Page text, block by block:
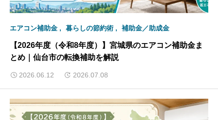
エアコン補助金 暮らしの節約術 補助金／助成金
【2026年度（令和8年度）】宮城県のエアコン補助金ま
とめ｜仙台市の転換補助を解説
2026.06.12 2026.07.08